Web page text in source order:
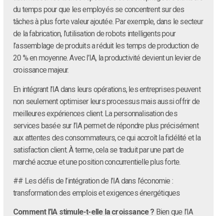
du temps pour que les employés se concentrent sur des
tâches à plus forte valeur ajoutée. Par exemple, dans le secteur
de la fabrication, l’utilisation de robots intelligents pour
l’assemblage de produits a réduit les temps de production de
20 % en moyenne. Avec l’IA, la productivité devient un levier de
croissance majeur.
En intégrant l’IA dans leurs opérations, les entreprises peuvent
non seulement optimiser leurs processus mais aussi offrir de
meilleures expériences client. La personnalisation des
services basée sur l’IA permet de répondre plus précisément
aux attentes des consommateurs, ce qui accroît la fidélité et la
satisfaction client. À terme, cela se traduit par une part de
marché accrue et une position concurrentielle plus forte.
## Les défis de l’intégration de l’IA dans l’économie :
transformation des emplois et exigences énergétiques
Comment l’IA stimule-t-elle la croissance ? Bien que l’IA